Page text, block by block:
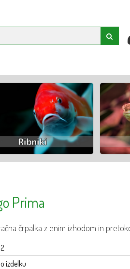
Prima
črpalka z enim izhodom in
izdelku